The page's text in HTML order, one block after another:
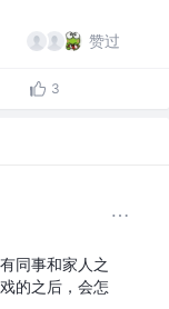
赞过
3
同事和家人之
的之后，会怎